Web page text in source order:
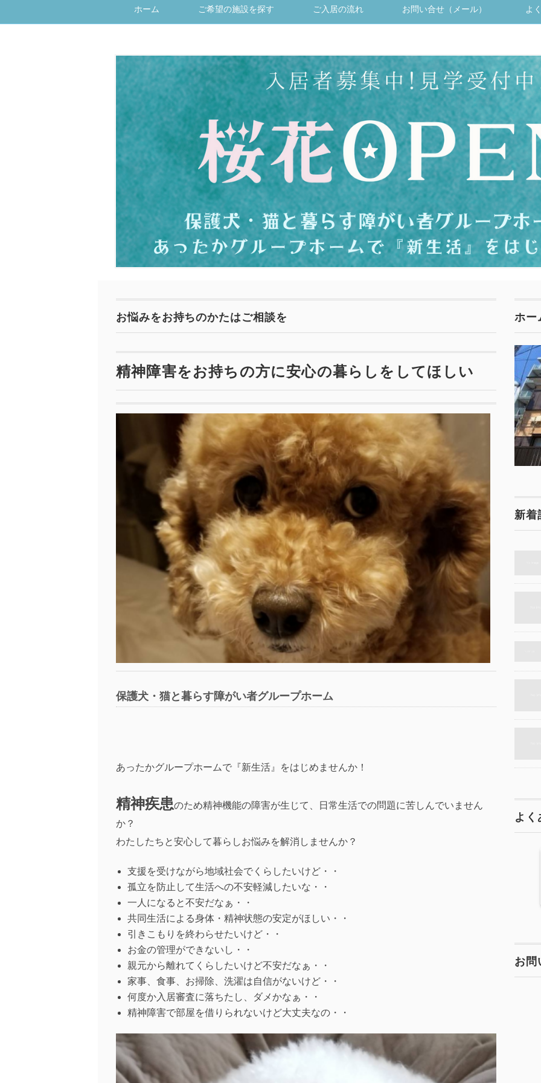
ホーム ご希望の施設を探す ご入居の流れ お問い合せ（メール） よ
お悩みをお持ちのかたはご相談を
精神障害をお持ちの方に安心の暮らしをしてほしい
保護犬・猫と暮らす障がい者グループホーム
あったかグループホームで『新生活』をはじめませんか！
精神疾患のため精神機能の障害が生じて、日常生活での問題に苦しんでいません
か？
わたしたちと安心して暮らしお悩みを解消しませんか？
支援を受けながら地域社会でくらしたいけど・・
孤立を防止して生活への不安軽減したいな・・
一人になると不安だなぁ・・
共同生活による身体・精神状態の安定がほしい・・
引きこもりを終わらせたいけど・・
お金の管理ができないし・・
親元から離れてくらしたいけど不安だなぁ・・
家事、食事、お掃除、洗濯は自信がないけど・・
何度か入居審査に落ちたし、ダメかなぁ・・
精神障害で部屋を借りられないけど大丈夫なの・・
ホー
新着
よく
お問